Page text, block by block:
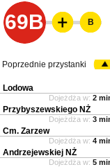
69B B
Poprzednie przystanki
Lodowa
Dojeżdża w: 2
Przybyszewskiego NŻ
Dojeżdża w: 3
Cm. Zarzew
Dojeżdża w: 4
Andrzejewskiej NŻ
Dojeżdża w: 5